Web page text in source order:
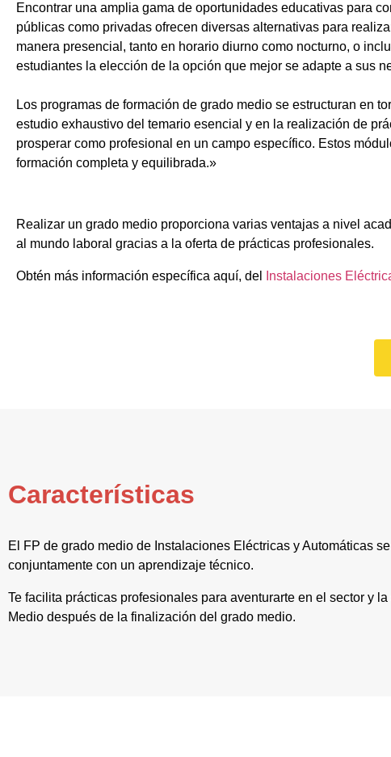
Encontrar una amplia gama de oportunidades educativas para
públicas como privadas ofrecen diversas alternativas para
manera presencial, tanto en horario diurno como nocturno, o
estudiantes la elección de la opción que mejor se adapte a sus
Los programas de formación de grado medio se estructuran en
estudio exhaustivo del temario esencial y en la realización de
prosperar como profesional en un campo específico. Estos
formación completa y equilibrada.»
Realizar un grado medio proporciona varias ventajas a nivel
al mundo laboral gracias a la oferta de prácticas profesionales.
Obtén más información específica aquí, del Instalaciones
Características
El FP de grado medio de Instalaciones Eléctricas y Automáticas
conjuntamente con un aprendizaje técnico.
Te facilita prácticas profesionales para aventurarte en el sector y
Medio después de la finalización del grado medio.